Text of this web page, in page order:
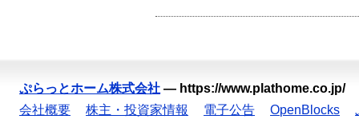
ぷらっとホーム株式会社 — https://www.plathome.co.jp/
会社概要
株主・投資家情報 電子公告 OpenBlocks